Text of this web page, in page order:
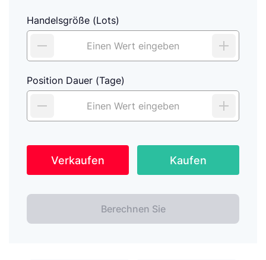
Handelsgröße (Lots)
Position Dauer (Tage)
Verkaufen Kaufen
Berechnen Sie